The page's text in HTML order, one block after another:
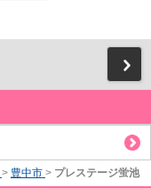
> 豊中市 > プレステージ蛍池